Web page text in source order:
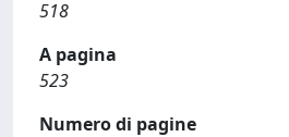
518
A pagina
523
Numero di pagine